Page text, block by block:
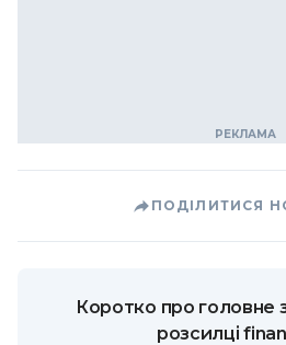
ПОДІЛИТИСЯ
Коротко про головне
розсилці